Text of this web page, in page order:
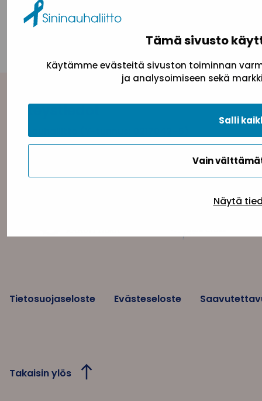
Tämä sivusto
Käytämme evästeitä sivuston toiminnan
ja analysoimiseen sekä
Vain
Salli
Näytä
taloussuhdannetilanteessa.
Yhteystiedot
Pasilanraitio 5, 2. krs, 00240 Helsinki
Tietosuojaseloste Evästeseloste
Takaisin ylös